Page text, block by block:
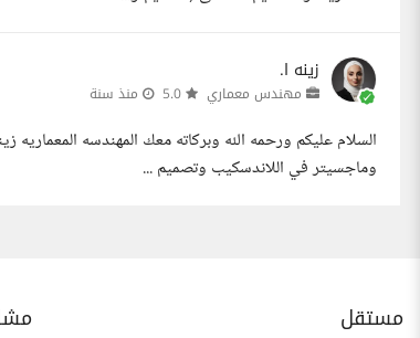
زينه ا.
مهندس معماري منذ سنة
وماجسيتر في اللاندسكيب وتصميم ...
مستقل